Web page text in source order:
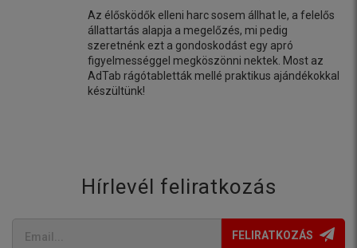
Az élősködők elleni harc sosem állhat le, a felelős
állattartás alapja a megelőzés, mi pedig
szeretnénk ezt a gondoskodást egy apró
figyelmességgel megköszönni nektek. Most az
AdTab rágótabletták mellé praktikus ajándékokkal
készültünk!
Hírlevél feliratkozás
FELIRATKOZÁS